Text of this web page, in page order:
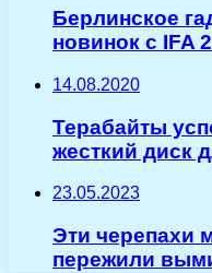
Берлинское
новинок с IFA
14.08.2020
Терабайты
жесткий диск
23.05.2023
Эти черепахи
пережили